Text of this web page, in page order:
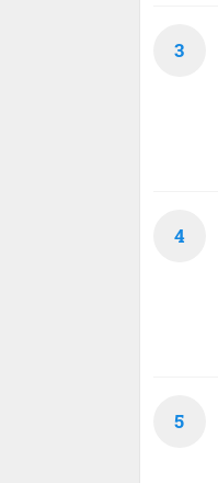
3
4
5